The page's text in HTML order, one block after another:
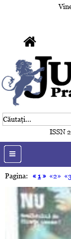
ISSN
Pagina: «1» «2»